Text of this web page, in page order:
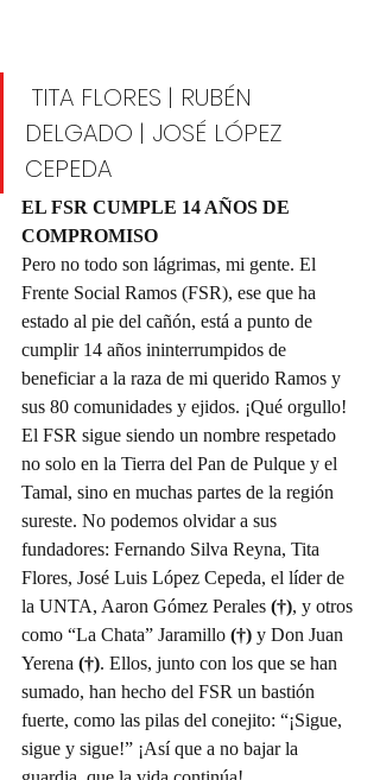
TITA FLORES | RUBÉN
DELGADO | JOSÉ LÓPEZ
CEPEDA
EL FSR CUMPLE 14 AÑOS DE
COMPROMISO
Pero no todo son lágrimas, mi gente. El
Frente Social Ramos (FSR), ese que ha
estado al pie del cañón, está a punto de
cumplir 14 años ininterrumpidos de
beneficiar a la raza de mi querido Ramos y
sus 80 comunidades y ejidos. ¡Qué orgullo!
El FSR sigue siendo un nombre respetado
no solo en la Tierra del Pan de Pulque y el
Tamal, sino en muchas partes de la región
sureste. No podemos olvidar a sus
fundadores: Fernando Silva Reyna, Tita
Flores, José Luis López Cepeda, el líder de
la UNTA, Aaron Gómez Perales (†), y otros
como “La Chata” Jaramillo (†) y Don Juan
Yerena (†). Ellos, junto con los que se han
sumado, han hecho del FSR un bastión
fuerte, como las pilas del conejito: “¡Sigue,
sigue y sigue!” ¡Así que a no bajar la